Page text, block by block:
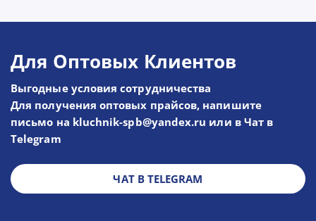
Для Оптовых Клиентов
Выгодные условия сотрудничества
Для получения оптовых прайсов, напишите
письмо на kluchnik-spb@yandex.ru или в Чат в
Telegram
ЧАТ В TELEGRAM